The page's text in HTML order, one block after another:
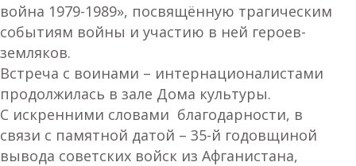
война 1979-1989», посвящённую трагическим
событиям войны и участию в ней героев-
земляков.
Встреча с воинами – интернационалистами
продолжилась в зале Дома культуры.
С искренними словами благодарности, в
связи с памятной датой – 35-й годовщиной
вывода советских войск из Афганистана,